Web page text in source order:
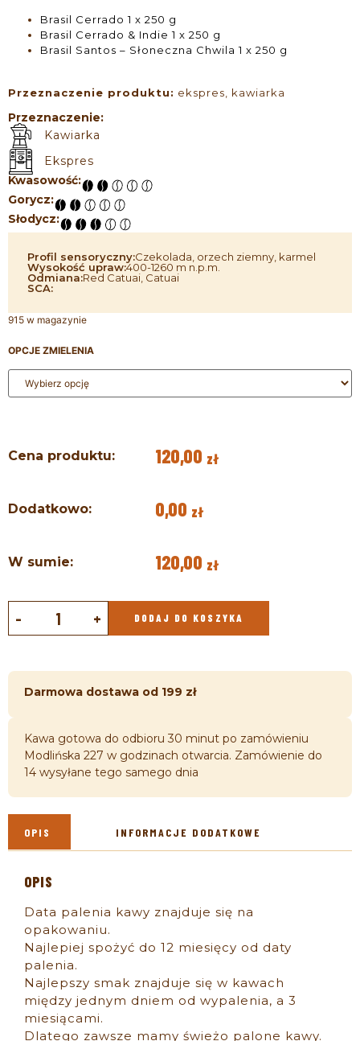
Brasil Cerrado 1 x 250 g
Brasil Cerrado & Indie 1 x 250 g
Brasil Santos – Słoneczna Chwila 1 x 250 g
Przeznaczenie produktu: ekspres, kawiarka
Przeznaczenie:
Kawiarka
Ekspres
Kwasowość:
Gorycz:
Słodycz:
Profil sensoryczny:Czekolada, orzech ziemny, karmel
Wysokość upraw:400-1260 m n.p.m.
Odmiana:Red Catuai, Catuai
SCA:
915 w magazynie
OPCJE ZMIELENIA
Cena produktu: 120,00 zł
Dodatkowo: 0,00 zł
W sumie: 120,00 zł
- + DODAJ DO KOSZYKA
Darmowa dostawa od 199 zł
Kawa gotowa do odbioru 30 minut po zamówieniu
Modlińska 227 w godzinach otwarcia. Zamówienie do
14 wysyłane tego samego dnia
OPIS INFORMACJE DODATKOWE
OPIS
Data palenia kawy znajduje się na
opakowaniu.
Najlepiej spożyć do 12 miesięcy od daty
palenia.
Najlepszy smak znajduje się w kawach
między jednym dniem od wypalenia, a 3
miesiącami.
Dlatego zawsze mamy świeżo palone kawy.